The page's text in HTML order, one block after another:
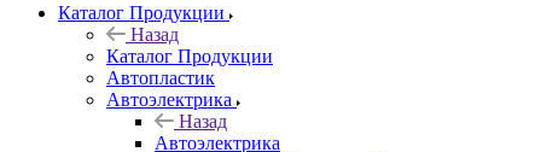
Каталог Продукции
Назад
Каталог Продукции
Автопластик
Автоэлектрика
Назад
Автоэлектрика